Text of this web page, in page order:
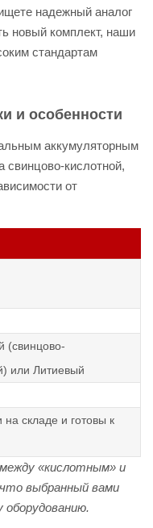
надежный аналог
новый комплект, наши
стандартам
и особенности
аккумуляторным
свинцово-кислотной,
от
(свинцово-
или Литиевый
на складе и готовы к
«кислотным» и
выбранный вами